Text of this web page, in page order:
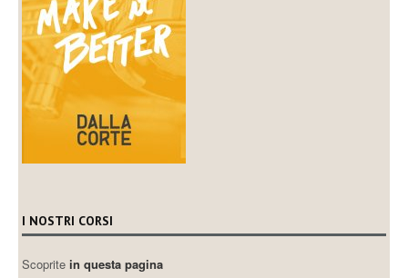
I NOSTRI CORSI
Scopritein questa pagina